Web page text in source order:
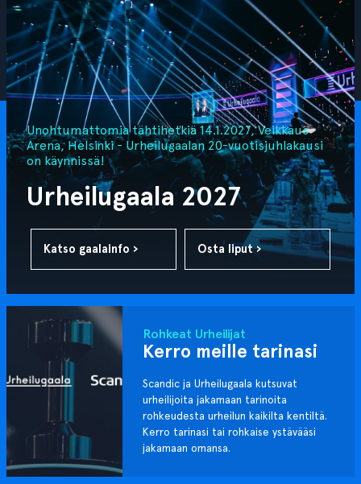
Unohtumattomia tähtihetkiä 14.1.2027, Veikkaus
Arena, Helsinki - Urheilugaalan 20-vuotisjuhlakausi
on käynnissä!
Urheilugaala 2027
Katso gaalainfo › Osta liput ›
Rohkeat Urheilijat
Kerro meille tarinasi
Scandic ja Urheilugaala kutsuvat
urheilijoita jakamaan tarinoita
rohkeudesta urheilun kaikilta kentiltä.
Kerro tarinasi tai rohkaise ystävääsi
jakamaan omansa.